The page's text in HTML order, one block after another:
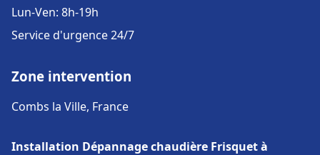
Lun-Ven: 8h-19h
Service d'urgence 24/7
Zone intervention
Combs la Ville, France
Installation Dépannage chaudière Frisquet à